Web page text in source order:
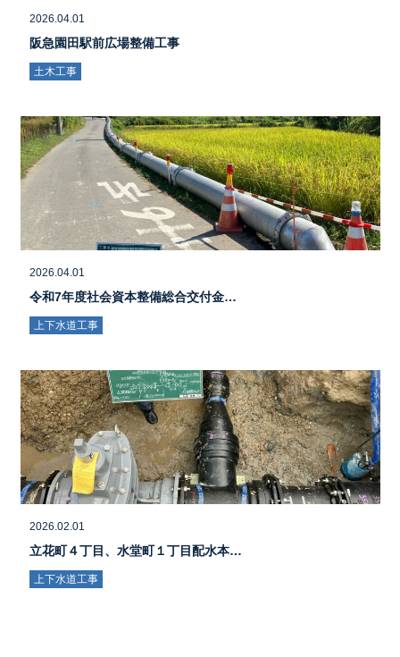
2026.04.01
阪急園田駅前広場整備工事
土木工事
2026.04.01
令和7年度社会資本整備総合交付金…
上下水道工事
2026.02.01
立花町４丁目、水堂町１丁目配水本…
上下水道工事